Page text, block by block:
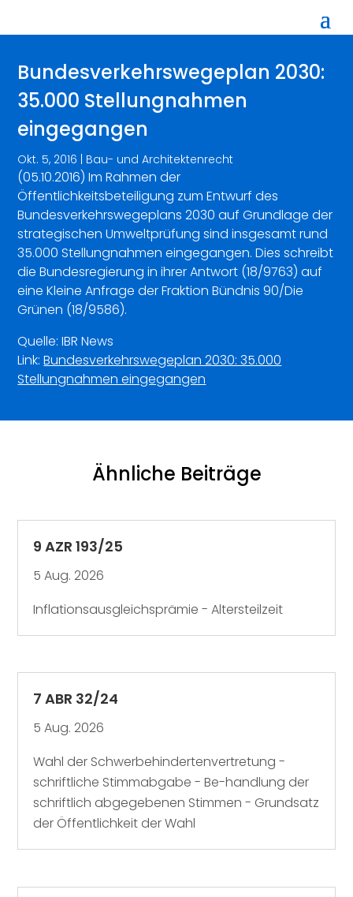
Bundesverkehrswegeplan 2030:
35.000 Stellungnahmen
eingegangen
Okt. 5, 2016 Bau- und Architektenrecht
(05.10.2016) Im Rahmen der
Öffentlichkeitsbeteiligung zum Entwurf des
Bundesverkehrswegeplans 2030 auf Grundlage der
strategischen Umweltprüfung sind insgesamt rund
35.000 Stellungnahmen eingegangen. Dies schreibt
die Bundesregierung in ihrer Antwort (18/9763) auf
eine Kleine Anfrage der Fraktion Bündnis 90/Die
Grünen (18/9586).
Quelle: IBR News
Link:Bundesverkehrswegeplan 2030: 35.000
Stellungnahmen eingegangen
Ähnliche Beiträge
9 AZR 193/25
5 Aug. 2026
Inflationsausgleichsprämie - Altersteilzeit
7 ABR 32/24
5 Aug. 2026
Wahl der Schwerbehindertenvertretung -
schriftliche Stimmabgabe - Be-handlung der
schriftlich abgegebenen Stimmen - Grundsatz
der Öffentlichkeit der Wahl